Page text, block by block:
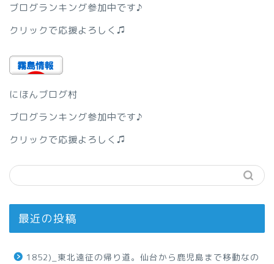
ブログランキング参加中です♪
クリックで応援よろしく♫
にほんブログ村
ブログランキング参加中です♪
クリックで応援よろしく♫
最近の投稿
1852)_東北遠征の帰り道。仙台から鹿児島まで移動なの